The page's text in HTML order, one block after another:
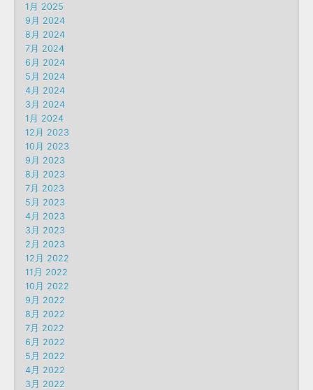
1月 2025
9月 2024
8月 2024
7月 2024
6月 2024
5月 2024
4月 2024
3月 2024
1月 2024
12月 2023
10月 2023
9月 2023
8月 2023
7月 2023
5月 2023
4月 2023
3月 2023
2月 2023
12月 2022
11月 2022
10月 2022
9月 2022
8月 2022
7月 2022
6月 2022
5月 2022
4月 2022
3月 2022